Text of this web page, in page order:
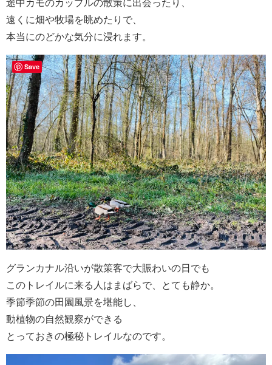
途中カモのカップルの散策に出会ったり、
遠くに畑や牧場を眺めたりで、
本当にのどかな気分に浸れます。
グランカナル沿いが散策客で大賑わいの日でも
このトレイルに来る人はまばらで、とても静か。
季節季節の田園風景を堪能し、
動植物の自然観察ができる
とっておきの極秘トレイルなのです。
Save